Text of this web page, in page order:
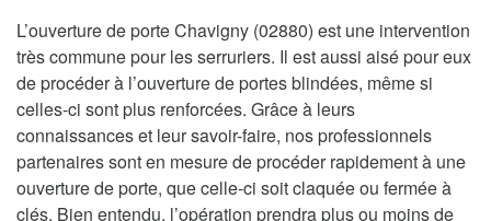
L’ouverture de porte Chavigny (02880) est une intervention
très commune pour les serruriers. Il est aussi aisé pour eux
de procéder à l’ouverture de portes blindées, même si
celles-ci sont plus renforcées. Grâce à leurs
connaissances et leur savoir-faire, nos professionnels
partenaires sont en mesure de procéder rapidement à une
ouverture de porte, que celle-ci soit claquée ou fermée à
clés. Bien entendu, l’opération prendra plus ou moins de